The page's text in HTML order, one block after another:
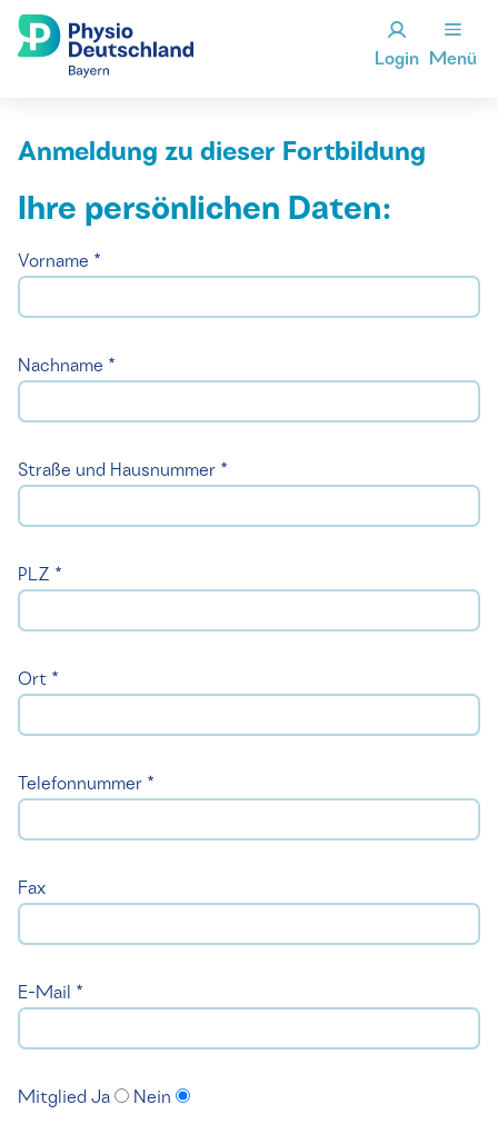
Login Menü
Anmeldung zu dieser Fortbildung
Ihre persönlichen Daten:
Vorname *
Nachname *
Straße und Hausnummer *
PLZ *
Ort *
Telefonnummer *
Fax
E-Mail *
Mitglied Ja Nein